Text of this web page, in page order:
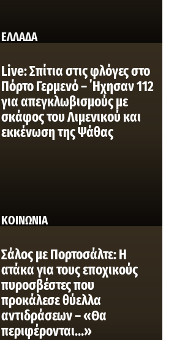
ΕΛΛΑΔΑ
ΚΟΙΝΩΝΙΑ
Live: Σπίτια στις φλόγες στο
Πόρτο Γερμενό – ΄Ηχησαν 112
για απεγκλωβισμούς με
σκάφος του Λιμενικού και
εκκένωση της Ψάθας
Σάλος με Πορτοσάλτε: Η
ατάκα για τους εποχικούς
πυροσβέστες που
προκάλεσε θύελλα
αντιδράσεων – «Θα
περιφέρονται…»